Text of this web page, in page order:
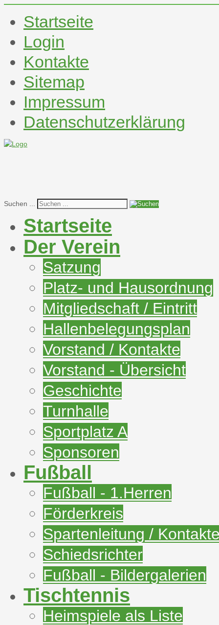
Startseite
Login
Kontakte
Sitemap
Impressum
Datenschutzerklärung
Suchen ...
Startseite
Der Verein
Satzung
Platz- und Hausordnung
Mitgliedschaft / Eintritt
Hallenbelegungsplan
Vorstand / Kontakte
Vorstand - Übersicht
Geschichte
Turnhalle
Sportplatz A
Sponsoren
Fußball
Fußball - 1.Herren
Förderkreis
Spartenleitung /
Schiedsrichter
Fußball - Bildergalerien
Tischtennis
Heimspiele als Liste